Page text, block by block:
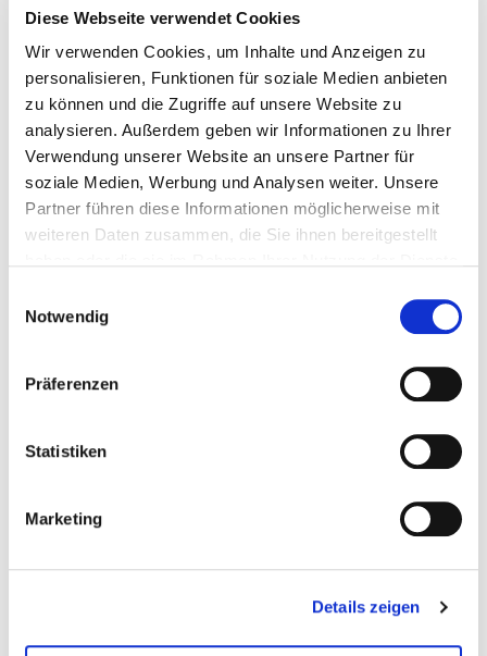
Diese Webseite verwendet Cookies
Wir verwenden Cookies, um Inhalte und Anzeigen zu
personalisieren, Funktionen für soziale Medien anbieten
zu können und die Zugriffe auf unsere Website zu
analysieren. Außerdem geben wir Informationen zu Ihrer
Verwendung unserer Website an unsere Partner für
soziale Medien, Werbung und Analysen weiter. Unsere
Partner führen diese Informationen möglicherweise mit
weiteren Daten zusammen, die Sie ihnen bereitgestellt
Notwendig
Präferenzen
Statistiken
Marketing
Details zeigen
statt?
Du hast Lust länger als nur für das
Bewerbungsgespräch zu kommen oder sogar
zum Probearbeiten vorbeizukommen?
Gibt es einen Dresscode?
Welche Voraussetzungen brauche ich, um
Allgemeine Fragen